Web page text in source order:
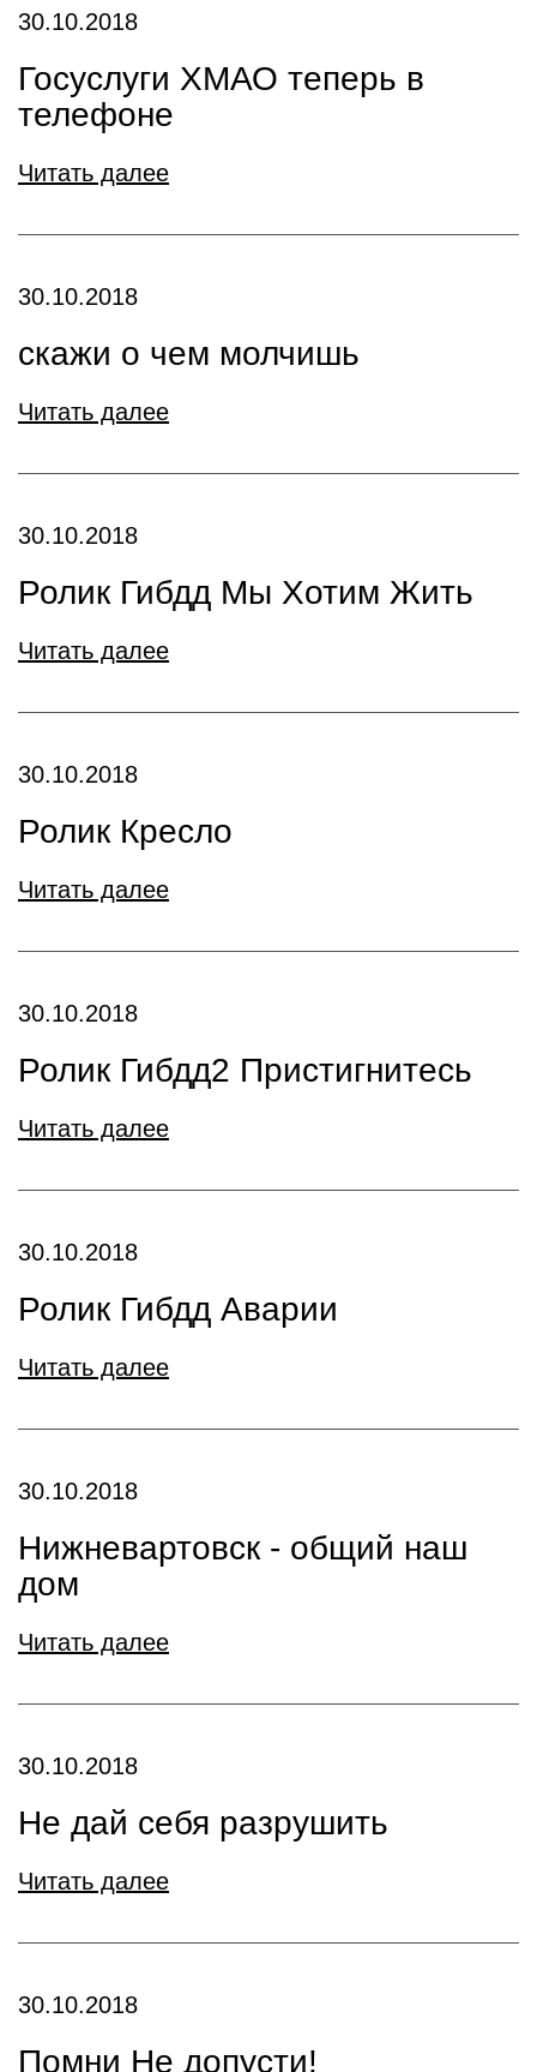
30.10.2018
Госуслуги ХМАО теперь в
телефоне
Читать далее
30.10.2018
скажи о чем молчишь
Читать далее
30.10.2018
Ролик Гибдд Мы Хотим Жить
Читать далее
30.10.2018
Ролик Кресло
Читать далее
30.10.2018
Ролик Гибдд2 Пристигнитесь
Читать далее
30.10.2018
Ролик Гибдд Аварии
Читать далее
30.10.2018
Нижневартовск - общий наш
дом
Читать далее
30.10.2018
Не дай себя разрушить
Читать далее
30.10.2018
Помни Не допусти!